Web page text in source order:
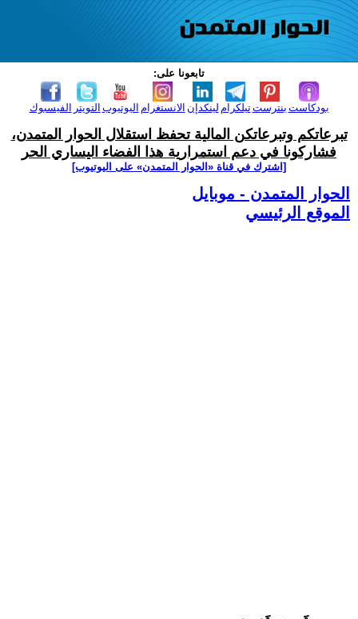
تابعونا على:
الفيسبوك التويتر اليوتيوب الانستغرام لينكدإن تيلكرامبنترست بودكاست
تبرعاتكم وتبرعاتكن المالية تحفظ استقلال الحوار المتمدن،
فشاركونا في دعم استمرارية هذا الفضاء اليساري الحر
[اشترك في قناة ‫«الحوار المتمدن» على اليوتيوب]
الحوار المتمدن - موبايل
الموقع الرئيسي